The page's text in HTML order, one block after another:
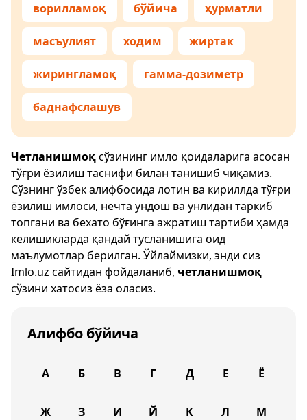
ворилламоқ бўйича ҳурматли
масъулият ходим жиртак
жирингламоқ гамма-дозиметр
баднафслашув
Четланишмоқсўзининг имло қоидаларига асосан
тўғри ёзилиш таснифи билан танишиб чиқамиз.
Сўзнинг ўзбек алифбосида лотин ва кириллда тўғри
ёзилиш имлоси, нечта ундош ва унлидан таркиб
топгани ва бехато бўғинга ажратиш тартиби ҳамда
келишикларда қандай тусланишига оид
маълумотлар берилган. Ўйлаймизки, энди сиз
Imlo.uz сайтидан фойдаланиб, четланишмоқ
сўзини хатосиз ёза оласиз.
Алифбо бўйича
А Б В Г Д Е Ё
Ж З И Й К Л М